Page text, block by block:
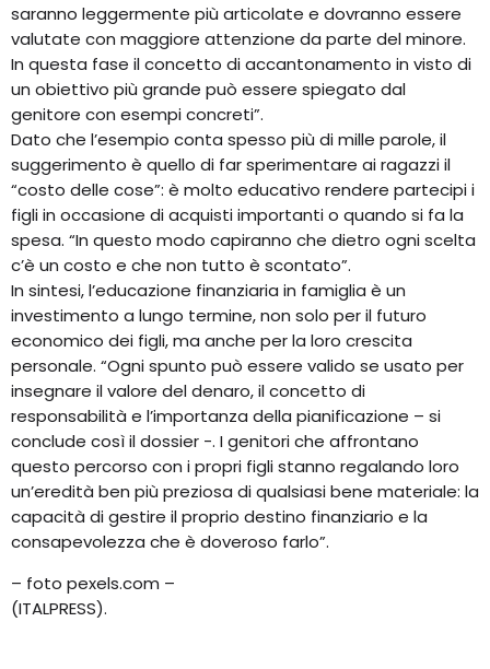
saranno leggermente più articolate e dovranno essere
valutate con maggiore attenzione da parte del minore.
In questa fase il concetto di accantonamento in visto di
un obiettivo più grande può essere spiegato dal
genitore con esempi concreti”.
Dato che l’esempio conta spesso più di mille parole, il
suggerimento è quello di far sperimentare ai ragazzi il
“costo delle cose”: è molto educativo rendere partecipi i
figli in occasione di acquisti importanti o quando si fa la
spesa. “In questo modo capiranno che dietro ogni scelta
c’è un costo e che non tutto è scontato”.
In sintesi, l’educazione finanziaria in famiglia è un
investimento a lungo termine, non solo per il futuro
economico dei figli, ma anche per la loro crescita
personale. “Ogni spunto può essere valido se usato per
insegnare il valore del denaro, il concetto di
responsabilità e l’importanza della pianificazione – si
conclude così il dossier -. I genitori che affrontano
questo percorso con i propri figli stanno regalando loro
un’eredità ben più preziosa di qualsiasi bene materiale: la
capacità di gestire il proprio destino finanziario e la
consapevolezza che è doveroso farlo”.
– foto pexels.com –
(ITALPRESS).